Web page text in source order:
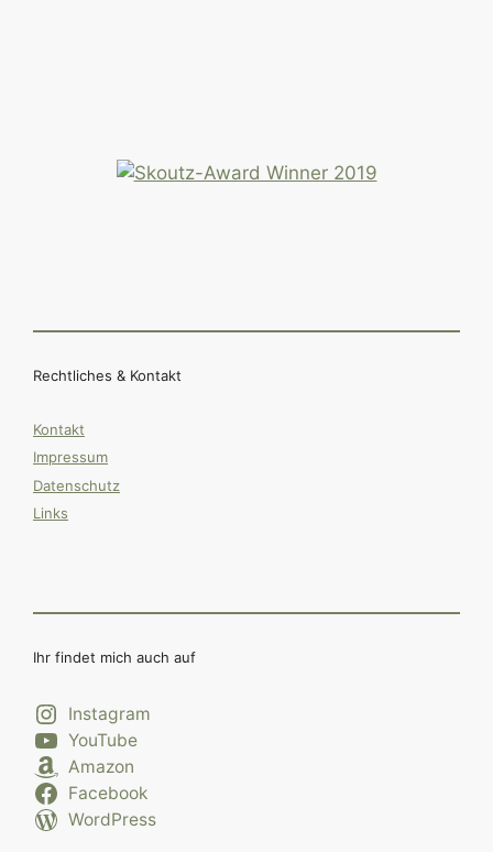
Rechtliches & Kontakt
Kontakt
Impressum
Datenschutz
Links
Ihr findet mich auch auf
Instagram
YouTube
Amazon
Facebook
WordPress